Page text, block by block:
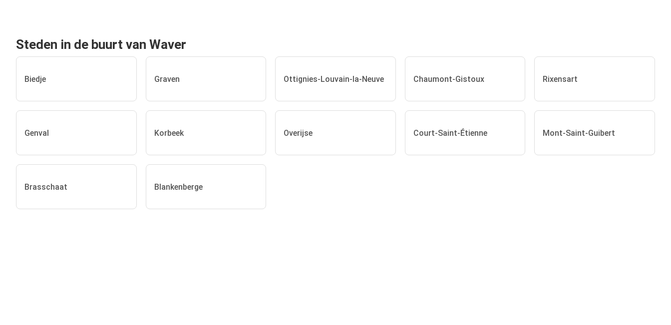
Steden in de buurt van Waver
Biedje Graven Ottignies-Louvain-la-Neuve Chaumont-Gistoux Rixensart
Genval Korbeek Overijse Court-Saint-Étienne Mont-Saint-Guibert
Brasschaat Blankenberge